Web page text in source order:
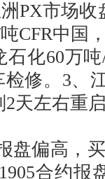
市场收
CFR中国
化60万
修。3、
2天左右重
偏高，买
合约报